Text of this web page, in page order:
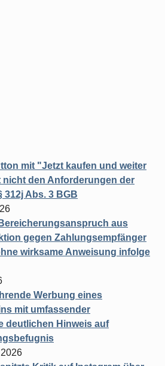
mit "Jetzt kaufen und weiter
den Anforderungen der
Abs. 3 BGB
aus
gegen Zahlungsempfänger
wirksame Anweisung infolge
Werbung eines
mit umfassender
deutlichen Hinweis auf